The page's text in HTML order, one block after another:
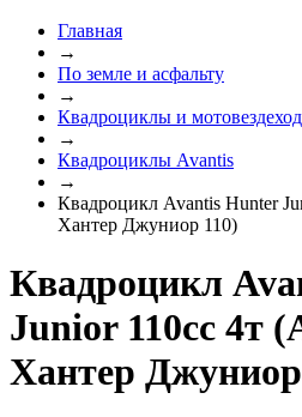
Главная
→
По земле и асфальту
→
Квадроциклы и
→
Квадроциклы Avantis
→
Квадроцикл Avantis Hunter
Хантер Джуниор 110)
Квадроцикл
Junior 110сс 4т
Хантер